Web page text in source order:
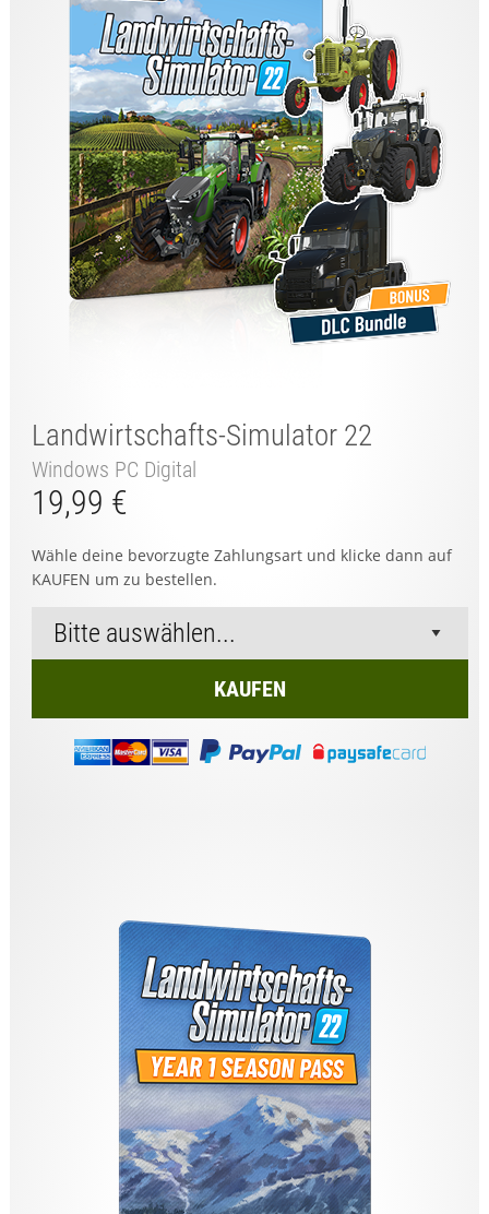
Landwirtschafts-Simulator 22
Windows PC Digital
19,99 €
Wähle deine bevorzugte Zahlungsart und klicke dann auf
KAUFEN um zu bestellen.
KAUFEN